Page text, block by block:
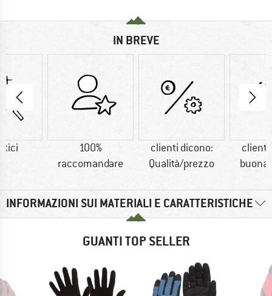
IN BREVE
100%
raccomandare
clienti dicono:
Qualità/prezzo
clienti
buona
INFORMAZIONI SUI MATERIALI E CARATTERISTICHE
GUANTI TOP SELLER